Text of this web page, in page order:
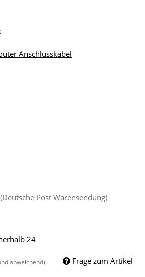
Anschlusskabel
(Deutsche Post Warensendung)
24
abweichend) Frage zum Artikel